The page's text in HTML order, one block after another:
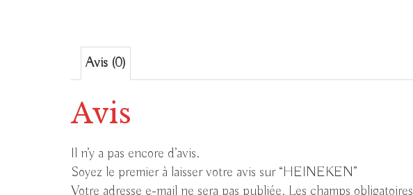
Avis (0)
Avis
Il n’y a pas encore d’avis.
Soyez le premier à laisser votre avis sur “HEINEKEN”
Votre adresse e-mail ne sera pas publiée. Les champs